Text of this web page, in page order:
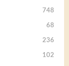
748
68
236
102